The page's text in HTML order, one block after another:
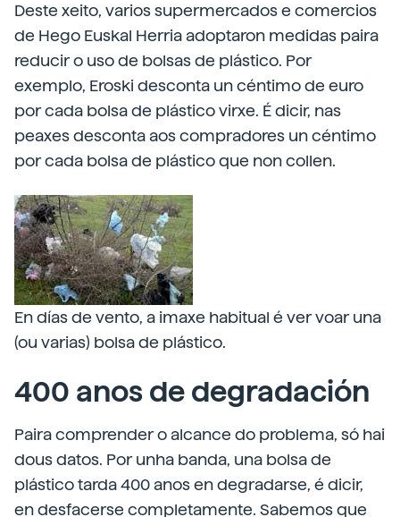
Deste xeito, varios supermercados e comercios
de Hego Euskal Herria adoptaron medidas paira
reducir o uso de bolsas de plástico. Por
exemplo, Eroski desconta un céntimo de euro
por cada bolsa de plástico virxe. É dicir, nas
peaxes desconta aos compradores un céntimo
por cada bolsa de plástico que non collen.
En días de vento, a imaxe habitual é ver voar una
(ou varias) bolsa de plástico.
400 anos de degradación
Paira comprender o alcance do problema, só hai
dous datos. Por unha banda, una bolsa de
plástico tarda 400 anos en degradarse, é dicir,
en desfacerse completamente. Sabemos que